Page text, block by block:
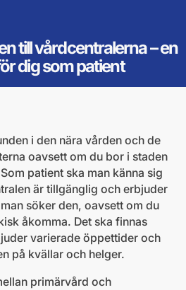
till vårdcentralerna – en
dig som patient
i den nära vården och de
oavsett om du bor i staden
patient ska man känna sig
är tillgänglig och erbjuder
söker den, oavsett om du
åkomma. Det ska finnas
varierade öppettider och
på kvällar och helger.
primärvård och